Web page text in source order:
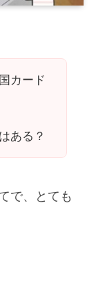
カード
ある？
で、とても